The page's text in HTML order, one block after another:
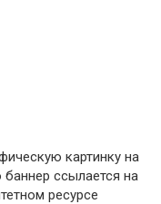
картинку на
ссылается на
ресурсе